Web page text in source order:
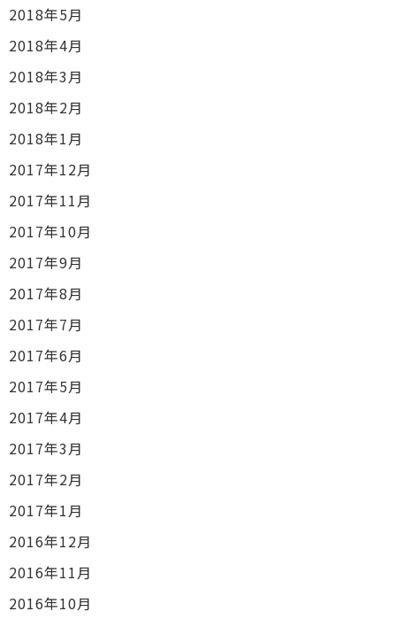
2018年5月
2018年4月
2018年3月
2018年2月
2018年1月
2017年12月
2017年11月
2017年10月
2017年9月
2017年8月
2017年7月
2017年6月
2017年5月
2017年4月
2017年3月
2017年2月
2017年1月
2016年12月
2016年11月
2016年10月